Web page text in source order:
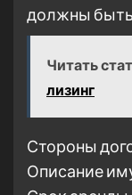
должны
Читать
лизинг
Стороны
Описание